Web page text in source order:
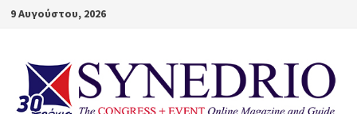
Skip9 Αυγούστου, 2026